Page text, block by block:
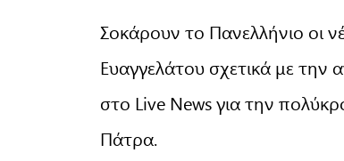
Σοκάρουν το Πανελλήνιο οι
Ευαγγελάτου σχετικά με
στο Live News για την
Πάτρα.